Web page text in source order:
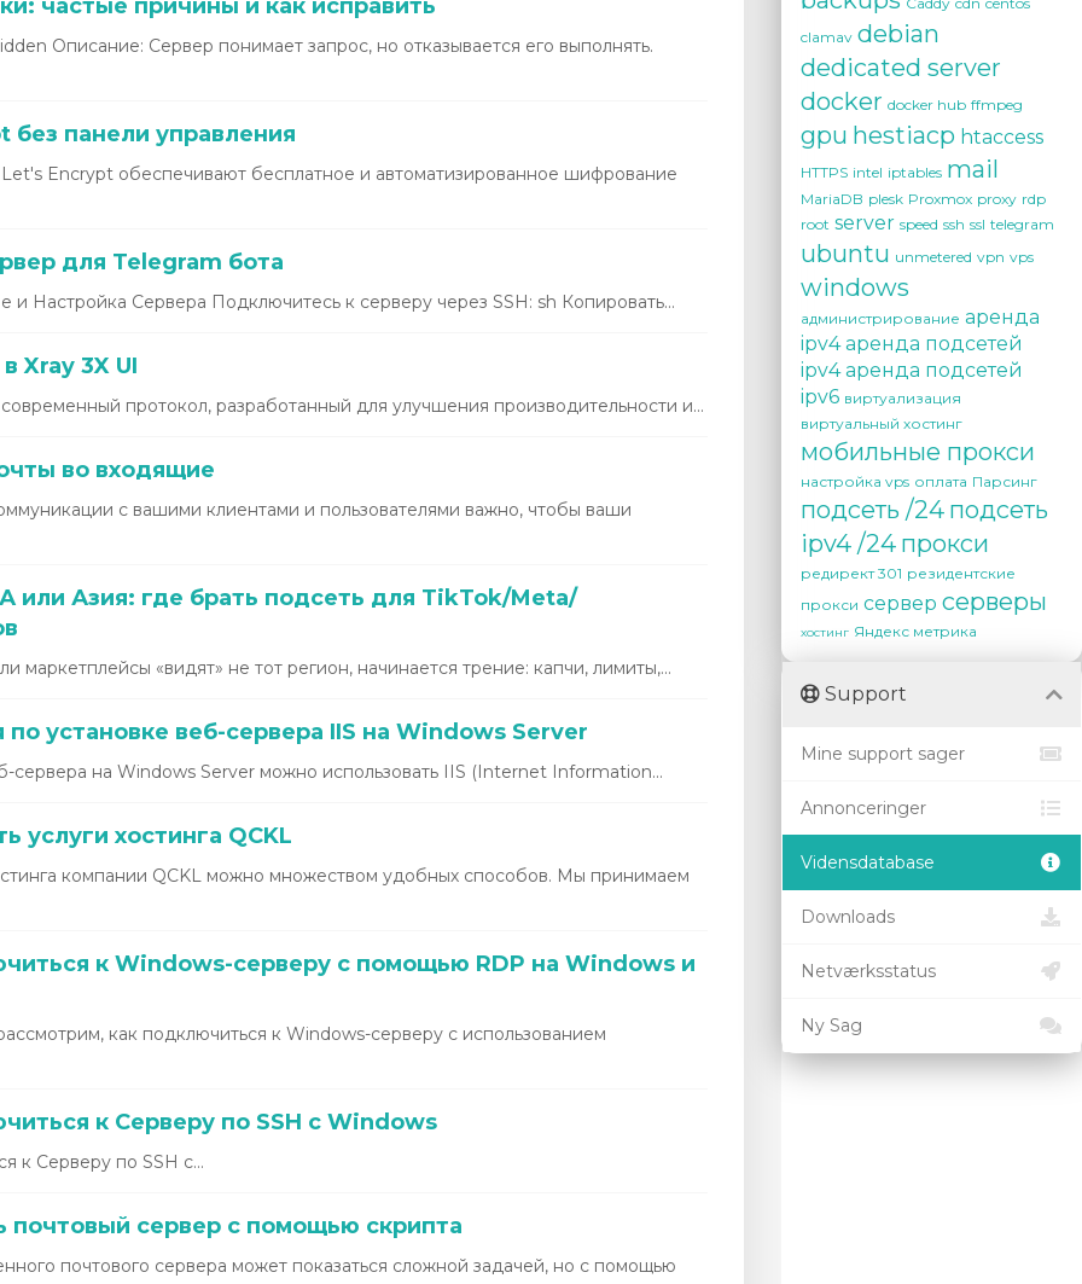
частые причины и как исправить
Описание: Сервер понимает запрос, но отказывается его выполнять.
без панели управления
Encrypt обеспечивают бесплатное и автоматизированное шифрование
для Telegram бота
Настройка Сервера Подключитесь к серверу через SSH: sh Копировать...
Xray 3X UI
протокол, разработанный для улучшения производительности и...
во входящие
с вашими клиентами и пользователями важно, чтобы ваши
или Азия: где брать подсеть для TikTok/Meta/
маркетплейсы «видят» не тот регион, начинается трение: капчи, лимиты,...
установке веб-сервера IIS на Windows Server
сервера на Windows Server можно использовать IIS (Internet Information...
услуги хостинга QCKL
компании QCKL можно множеством удобных способов. Мы принимаем
к Windows-серверу с помощью RDP на Windows и
как подключиться к Windows-серверу с использованием
к Серверу по SSH с Windows
Серверу по SSH с...
почтовый сервер с помощью скрипта
почтового сервера может показаться сложной задачей, но с помощью
clamav debian
dedicated server
docker docker hub ffmpeg
gpu hestiacp htaccess
HTTPS intel iptables mail
MariaDB plesk Proxmox proxy rdp
root server speed ssh ssl telegram
ubuntu unmetered vpn vps
windows
администрирование аренда
ipv4 аренда подсетей
ipv4 аренда подсетей
ipv6 виртуализация
виртуальный хостинг
мобильные прокси
настройка vps оплата Парсинг
подсеть /24 подсеть
ipv4 /24 прокси
редирект 301 резидентские
прокси сервер серверы
хостинг Яндекс метрика
Support
Mine support sager
Annonceringer
Vidensdatabase
Downloads
Netværksstatus
Ny Sag